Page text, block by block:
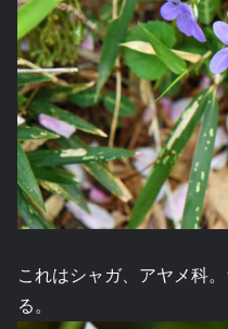
これはシャガ、アヤメ科
る。